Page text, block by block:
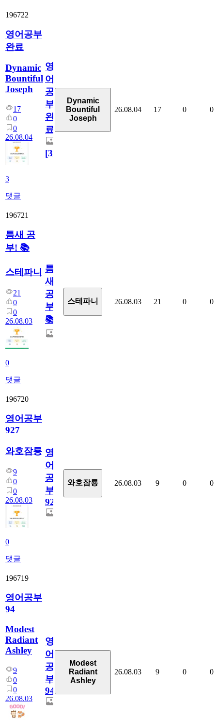
196722
영어공부
완료
Dynamic
Bountiful
Joseph
17
0
0
26.08.04
3
댓글
영
어
공
부
완
료
[3]
Dynamic
Bountiful
Joseph
26.08.04 17 0 0
196721
틈새 공
부! 📚
스테파니
21
0
0
26.08.03
0
댓글
틈
새
공
부!
📚
스테파니 26.08.03 21 0 0
196720
영어공부
927
와호잠룡
9
0
0
26.08.03
0
댓글
영
어
공
부
927
와호잠룡 26.08.03 9 0 0
196719
영어공부
94
Modest
Radiant
Ashley
9
0
0
26.08.03
영
어
공
부
94
Modest
Radiant
Ashley
26.08.03 9 0 0